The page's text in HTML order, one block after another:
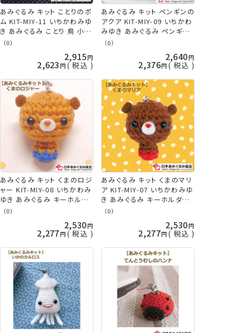
あみぐるみ キット ことりのポ
ム KIT-MIY-11 いちかわみゆ
き あみぐるみ ことり 鳥 小鳥
トリ キーホルダー チャーム
（0）
2,915
2,623 税込
あみぐるみ キット ペンギンの
アクア KIT-MIY-09 いちかわ
みゆき あみぐるみ ペンギン
ぺんぎん 手芸キット 日本あ
（0）
2,640
2,376 税込
あみぐるみ キット くまのロジ
ャー KIT-MIY-08 いちかわみ
ゆき あみぐるみ キーホルダ
ー 手芸キット 日本あみぐる
（0）
2,530
2,277 税込
あみぐるみ キット くまのマリ
ア KIT-MIY-07 いちかわみゆ
き あみぐるみ キーホルダー
手芸キット 日本あみぐるみ協
（0）
2,530
2,277 税込